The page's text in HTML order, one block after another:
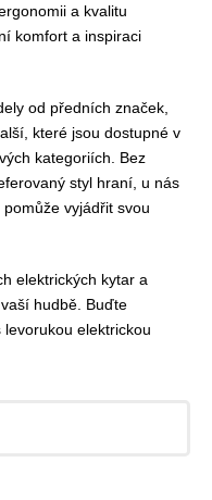
a kvalitu
komfort a inspiraci
od předních značek,
které jsou dostupné v
kategoriích. Bez
styl hraní, u nás
vyjádřit svou
elektrických kytar a
hudbě. Buďte
elektrickou